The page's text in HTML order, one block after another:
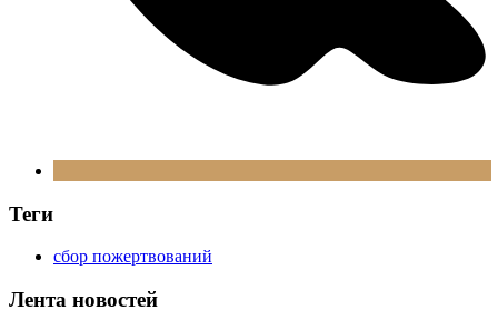
Теги
сбор пожертвований
Лента новостей